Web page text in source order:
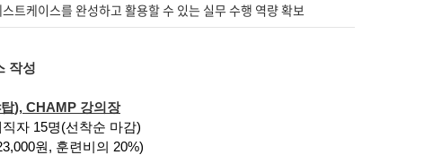
트케이스를 완성하고 활용할 수 있는 실무 수행 역량 확보
작성
), CHAMP 강의장
직자 15명(선착순 마감)
원 , 훈련비의 20%)